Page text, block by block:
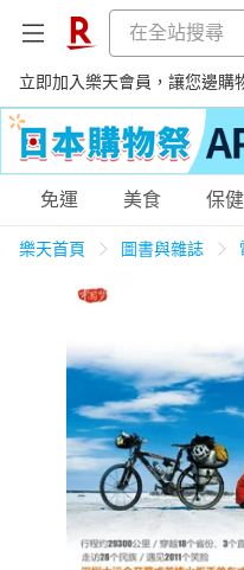
立即加入樂天會員，讓您邊購
購物網分類
居家生活 3C家電
女裝 男裝
免運 美食 保健
樂天首頁 圖書與雜誌